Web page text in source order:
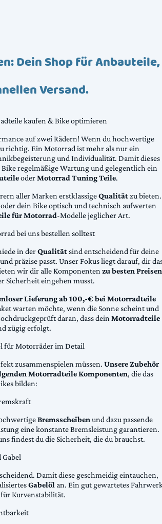
Dein Shop für Anbauteile,
Versand.
kaufen & Bike optimieren
auf zwei Rädern! Wenn du hochwertige
richtig. Ein Motorrad ist mehr als nur ein
und Individualität. Damit dieses
regelmäßige Wartung und gelegentlich ein
oderMotorrad Tuning Teile.
aller Marken erstklassigeQualitätzu bieten.
dein Bike optisch und technisch aufwerten
für Motorrad-Modelle jeglicher Art.
bei uns bestellen solltest
in derQualitätsind entscheidend für deine
präzise passt. Unser Fokus liegt darauf, dir
wir dir alle Komponentenzu besten Preisen
Sicherheit eingehen musst.
Lieferung ab 100,-€ bei Motorradteile
warten möchte, wenn die Sonne scheint und
daran, dass deinMotorradteile
zügig erfolgt.
für Motorräder im Detail
zusammenspielen müssen. Unsere Zubehör
Motorradteile Komponenten, die das
bilden:
Bremsscheibenund dazu passende
eine konstante Bremsleistung garantieren.
findest du die Sicherheit, die du brauchst.
Damit diese geschmeidig eintauchen,
Gabelöl an. Ein gut gewartetes
Kurvenstabilität.